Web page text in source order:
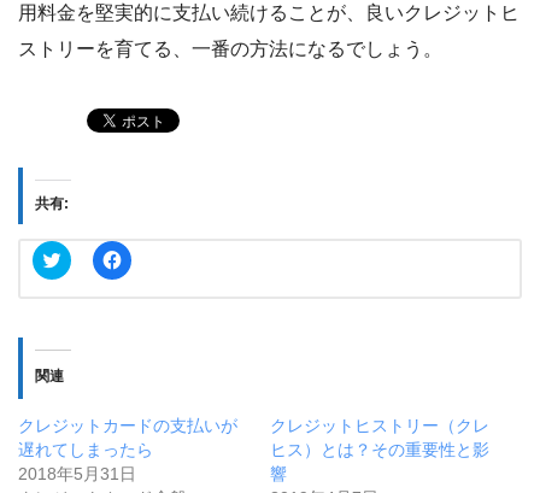
用料金を堅実的に支払い続けることが、良いクレジットヒ
ストリーを育てる、一番の方法になるでしょう。
共有:
ク
リ
T
w
i
e
r
で
共
F
a
す
る
に
は
関連
クレジットカードの支払いが
遅れてしまったら
2018年5月31日
クレジットヒストリー（クレ
ヒス）とは？その重要性と影
響